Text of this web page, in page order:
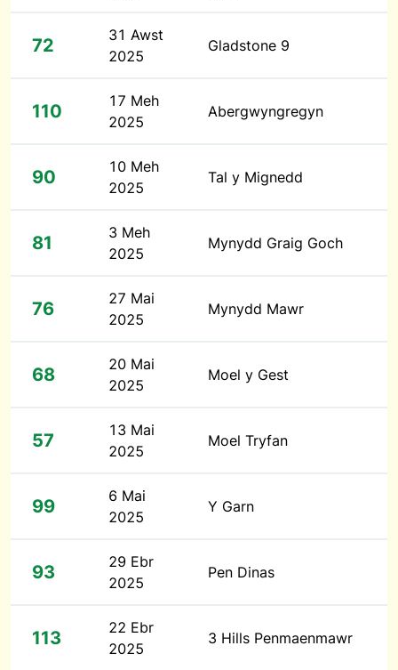
72
31 Awst
2025
Gladstone 9
110
17 Meh
2025
Abergwyngregyn
90
10 Meh
2025
Tal y Mignedd
81
3 Meh
2025
Mynydd Graig Goch
76
27 Mai
2025
Mynydd Mawr
68
20 Mai
2025
Moel y Gest
57
13 Mai
2025
Moel Tryfan
99
6 Mai
2025
Y Garn
93
29 Ebr
2025
Pen Dinas
113
22 Ebr
2025
3 Hills Penmaenmawr